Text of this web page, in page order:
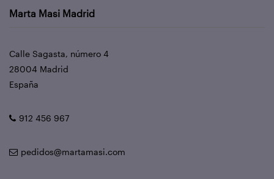
Marta Masi Madrid
Calle Sagasta, número 4
28004 Madrid
España
912 456 967
pedidos@martamasi.com